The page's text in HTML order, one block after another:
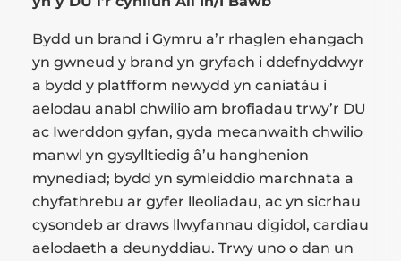
Bydd un brand i Gymru a’r rhaglen ehangach
yn gwneud y brand yn gryfach i ddefnyddwyr
a bydd y platfform newydd yn caniatáu i
aelodau anabl chwilio am brofiadau trwy’r DU
ac Iwerddon gyfan, gyda mecanwaith chwilio
manwl yn gysylltiedig â’u hanghenion
mynediad; bydd yn symleiddio marchnata a
chyfathrebu ar gyfer lleoliadau, ac yn sicrhau
cysondeb ar draws llwyfannau digidol, cardiau
aelodaeth a deunyddiau. Trwy uno o dan un